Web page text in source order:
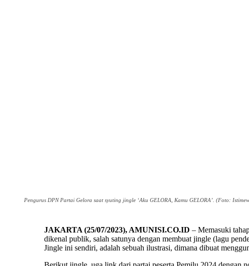
Pengurus DPN Partai Gelora saat syuting jingle ‘Aku GELORA, Kamu GELORA’. (Foto:
JAKARTA (25/07/2023), AMUNISI.CO.ID – Memasuki
dikenal publik, salah satunya dengan membuat jingle (lagu
Jingle ini sendiri, adalah sebuah ilustrasi, dimana dibuat